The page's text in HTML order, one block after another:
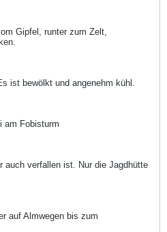
Gipfel, runter zum Zelt,
ist bewölkt und angenehm kühl.
am Fobisturm
auch verfallen ist. Nur die Jagdhütte
auf Almwegen bis zum